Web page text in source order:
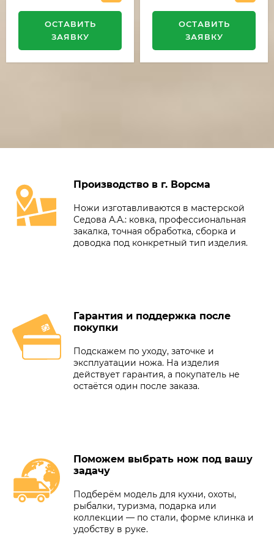
ОСТАВИТЬ
ЗАЯВКУ
ОСТАВИТЬ
ЗАЯВКУ
Производство в г. Ворсма
Ножи изготавливаются в мастерской
Седова А.А.: ковка, профессиональная
закалка, точная обработка, сборка и
доводка под конкретный тип изделия.
Гарантия и поддержка после
покупки
Подскажем по уходу, заточке и
эксплуатации ножа. На изделия
действует гарантия, а покупатель не
остаётся один после заказа.
Поможем выбрать нож под вашу
задачу
Подберём модель для кухни, охоты,
рыбалки, туризма, подарка или
коллекции — по стали, форме клинка и
удобству в руке.